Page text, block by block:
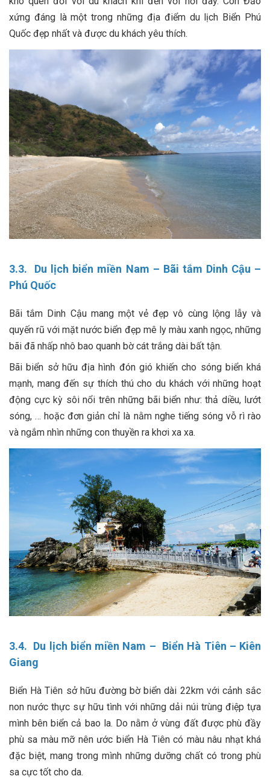
xứng đáng là một trong những địa điểm du lịch Biển Phú
Quốc đẹp nhất và được du khách yêu thích.
3.3. Du lịch biển miền Nam – Bãi tắm Dinh Cậu –
Phú Quốc
Bãi tắm Dinh Cậu mang một vẻ đẹp vô cùng lộng lẫy và
quyến rũ với mặt nước biển đẹp mê ly màu xanh ngọc, những
bãi đã nhấp nhô bao quanh bờ cát trắng dài bất tận.
Bãi biển sở hữu địa hình đón gió khiến cho sóng biển khá
mạnh, mang đến sự thích thú cho du khách với những hoạt
động cực kỳ sôi nổi trên những bãi biển như: thả diều, lướt
sóng, … hoặc đơn giản chỉ là nằm nghe tiếng sóng vỗ rì rào
và ngắm nhìn những con thuyền ra khơi xa xa.
3.4. Du lịch biển miền Nam – Biển Hà Tiên – Kiên
Giang
Biển Hà Tiên sở hữu đường bờ biển dài 22km với cảnh sắc
non nước thực sự hữu tình với những dải núi trùng điệp tựa
mình bên biển cả bao la. Do nằm ở vùng đất được phù đầy
phù sa màu mỡ nên ước biển Hà Tiên có màu nâu nhạt khá
đặc biệt, mang trong mình những dưỡng chất có trong phù
sa cực tốt cho da.